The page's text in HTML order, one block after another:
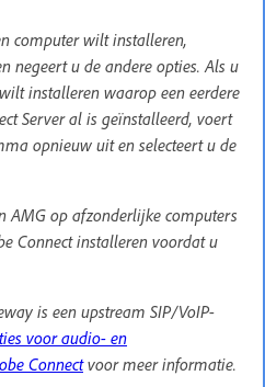
computer wilt installeren,
negeert u de andere opties. Als u
installeren waarop een eerdere
Server al is geïnstalleerd, voert
opnieuw uit en selecteert u de
AMG op afzonderlijke computers
Connect installeren voordat u
is een upstream SIP/VoIP-
voor audio- en
Connectvoor meer informatie.